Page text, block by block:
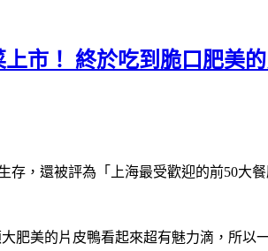
市！ 終於吃到脆口肥美
，還被評為「上海最受歡迎的前50大
肥美的片皮鴨看起來超有魅力滴，所